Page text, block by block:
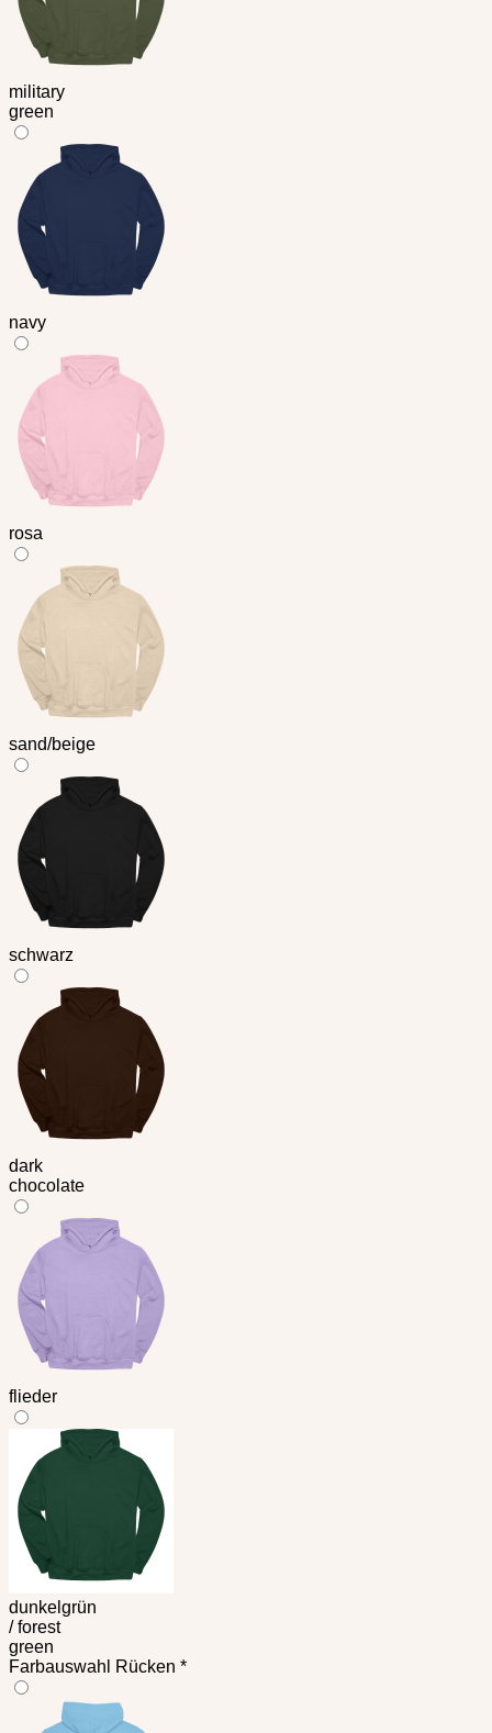
military
green
navy
rosa
sand/beige
schwarz
dark
chocolate
flieder
dunkelgrün
/ forest
green
Farbauswahl Rücken *